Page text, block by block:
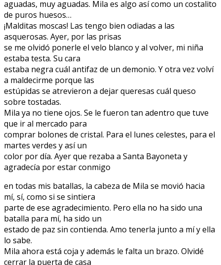
aguadas, muy aguadas. Mila es algo así como un costalito
de puros huesos…
¡Malditas moscas! Las tengo bien odiadas a las
asquerosas. Ayer, por las prisas
se me olvidó ponerle el velo blanco y al volver, mi niña
estaba testa. Su cara
estaba negra cuál antifaz de un demonio. Y otra vez volví
a maldecirme porque las
estúpidas se atrevieron a dejar queresas cuál queso
sobre tostadas.
Mila ya no tiene ojos. Se le fueron tan adentro que tuve
que ir al mercado para
comprar bolones de cristal. Para el lunes celestes, para el
martes verdes y así un
color por día. Ayer que rezaba a Santa Bayoneta y
agradecía por estar conmigo
en todas mis batallas, la cabeza de Mila se movió hacia
mí, sí, como si se sintiera
parte de ese agradecimiento. Pero ella no ha sido una
batalla para mí, ha sido un
estado de paz sin contienda. Amo tenerla junto a mí y ella
lo sabe.
Mila ahora está coja y además le falta un brazo. Olvidé
cerrar la puerta de casa